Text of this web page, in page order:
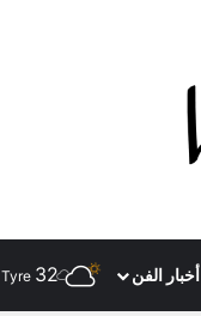
أخبار الفن Tyre 32